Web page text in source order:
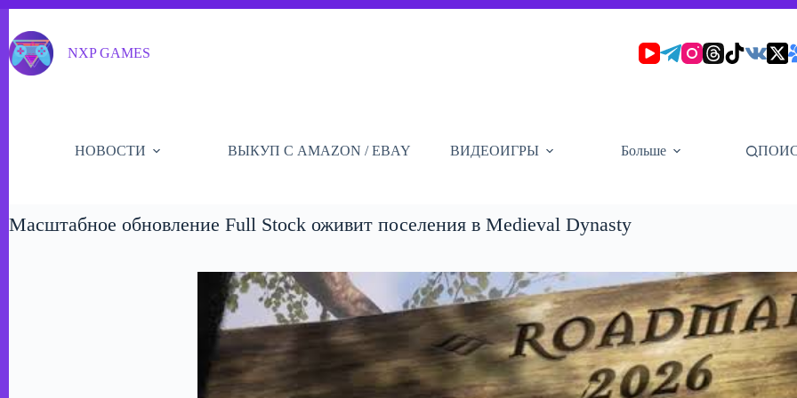
сути
NXP GAMES
НОВОСТИ ВЫКУП С AMAZON / EBAY ВИДЕОИГРЫ Больше
Масштабное обновление Full Stock оживит поселения в Medieval Dynasty